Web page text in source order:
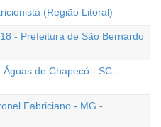
(Região Litoral)
- Prefeitura de São Bernardo
de Chapecó - SC -
Fabriciano - MG -